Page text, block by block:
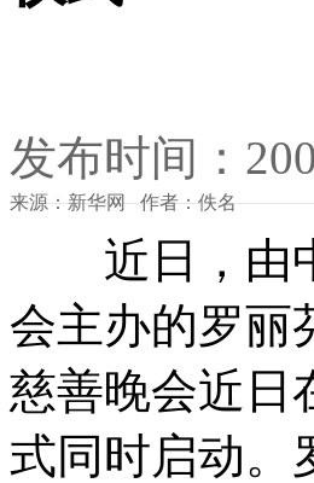
发布时间：
来源：新华网 作者：佚名
近日，由中
会主办的罗
慈善晚会近日
式同时启动。